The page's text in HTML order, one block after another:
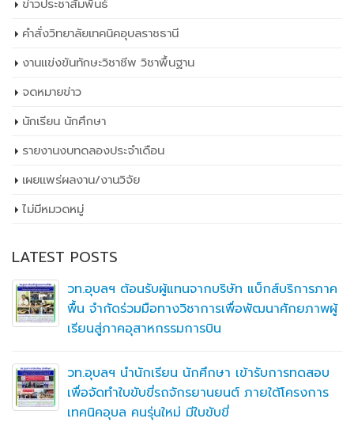
ข่าวประชาสัมพันธ์
คำสั่งวิทยาลัยเทคนิคอุบลราชธานี
งานแข่งขันทักษะวิชาชีพ วิชาพื้นฐาน
จดหมายข่าว
นักเรียน นักศึกษา
รายงานงบทดลองประจำเดือน
เผยเเพร่ผลงาน/งานวิจัย
ไม่มีหมวดหมู่
LATEST POSTS
วท.อุบลฯ ต้อนรับผู้แทนจากบริษัท แบ็กส์บริการภาค
พื้น จำกัดร่วมมือทางวิชาการเพื่อพัฒนาศักยภาพผู้
เรียนสู่ภาคอุสาหกรรมการบิน
วท.อุบลฯ นำนักเรียน นักศึกษา เข้ารับการทดสอบ
เพื่อจัดทำใบขับขี่รถจักรยานยนต์ ภายใต้โครงการ
เทคนิคอุบล คนรุ่นใหม่ มีใบขับขี่